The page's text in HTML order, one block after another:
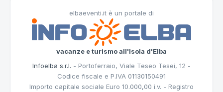
elbaeventi.it è un portale di
vacanze e turismo all'Isola d'Elba
Infoelba s.r.l. - Portoferraio, Viale Teseo Tesei, 12 -
Codice fiscale e P.IVA 01130150491
Importo capitale sociale Euro 10.000,00 i.v. - Registro